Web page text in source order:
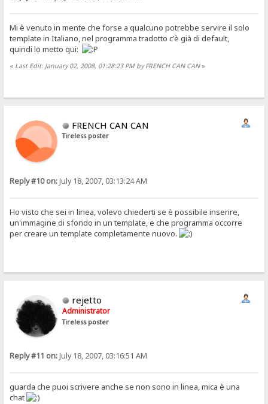
Mi è venuto in mente che forse a qualcuno potrebbe servire il solo
template in Italiano, nel programma tradotto c'è già di default,
quindi lo metto qui:
« Last Edit: January 02, 2008, 01:28:23 PM by FRENCH CAN CAN»
FRENCH CAN CAN
Tireless poster
Reply #10 on:July 18, 2007, 03:13:24 AM
Ho visto che sei in linea, volevo chiederti se è possibile inserire,
un'immagine di sfondo in un template, e che programma occorre
per creare un template completamente nuovo.
rejetto
Administrator
Tireless poster
Reply #11 on:July 18, 2007, 03:16:51 AM
guarda che puoi scrivere anche se non sono in linea, mica è una
chat